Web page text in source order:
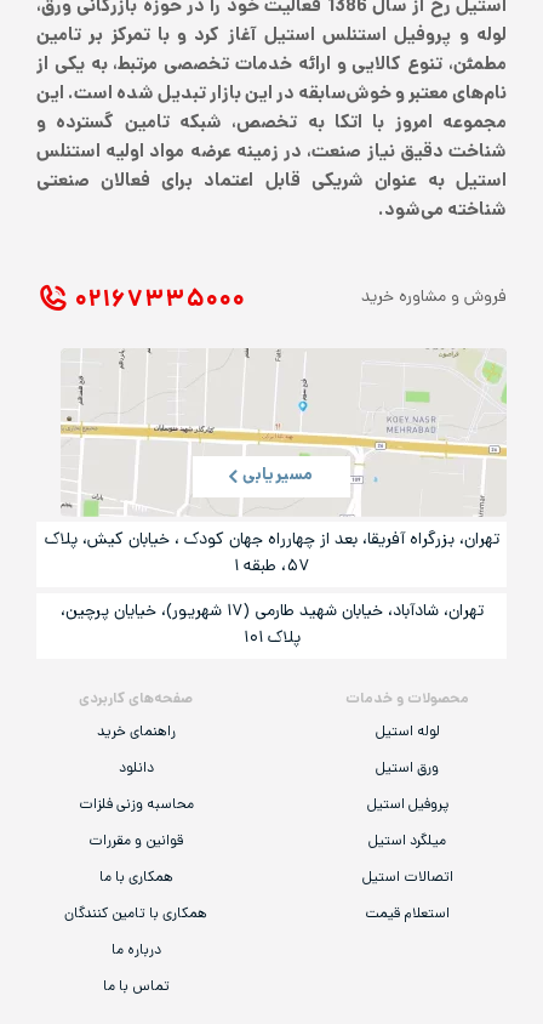
استیل رخ از سال 1386 فعالیت خود را در حوزه بازرگانی ورق،
لوله و پروفیل استنلس استیل آغاز کرد و با تمرکز بر تامین
مطمئن، تنوع کالایی و ارائه خدمات تخصصی مرتبط، به یکی از
نام‌های معتبر و خوش‌سابقه در این بازار تبدیل شده است. این
مجموعه امروز با اتکا به تخصص، شبکه تامین گسترده و
شناخت دقیق نیاز صنعت، در زمینه عرضه مواد اولیه استنلس
استیل به عنوان شریکی قابل اعتماد برای فعالان صنعتی
شناخته می‌شود.
محصولات و خدمات
لوله استیل
ورق استیل
پروفیل استیل
میلگرد استیل
اتصالات استیل
استعلام قیمت
صفحه‌های کاربردی
راهنمای خرید
دانلود
محاسبه وزنی فلزات
قوانین و مقررات
همکاری با ما
همکاری با تامین کنندگان
درباره ما
تماس با ما
فروش و مشاوره خرید ۰۲۱ ۶۷۳۳۵۰۰۰
مسیریابی
تهران، بزرگراه آفریقا، بعد از چهارراه جهان کودک ، خیابان کیش، پلاک
۵۷، طبقه ۱
تهران، شادآباد، خیابان شهید طارمی (۱۷ شهریور)، خیایان پرچین،
پلاک ۱۰۱